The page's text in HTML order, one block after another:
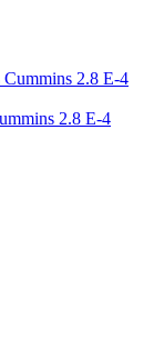
2.8 Е-4